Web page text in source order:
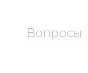
Вопросы